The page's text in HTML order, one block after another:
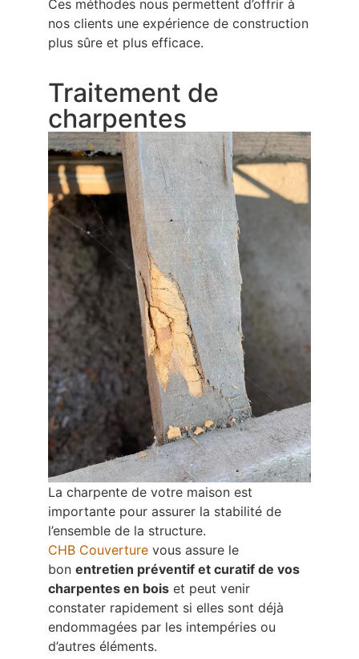
Ces méthodes nous permettent d’offrir à
nos clients une expérience de construction
plus sûre et plus efficace.
Traitement de
charpentes
La charpente de votre maison est
importante pour assurer la stabilité de
l’ensemble de la structure.
CHB Couverture vous assure le
bon entretien préventif et curatif de vos
charpentes en bois et peut venir
constater rapidement si elles sont déjà
endommagées par les intempéries ou
d’autres éléments.